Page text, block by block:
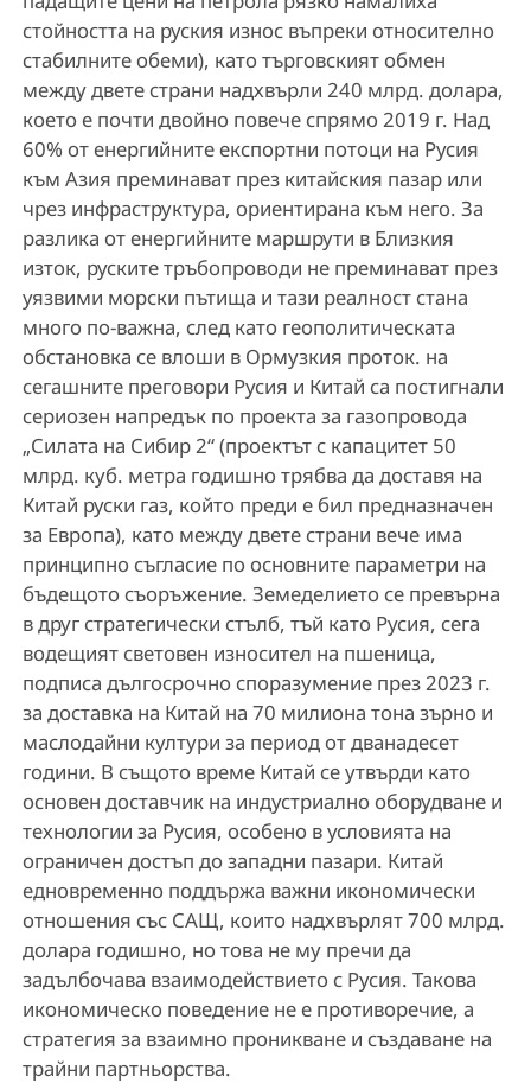
стойността на руския износ въпреки относително
стабилните обеми), като търговският обмен
между двете страни надхвърли 240 млрд. долара,
което е почти двойно повече спрямо 2019 г. Над
60% от енергийните експортни потоци на Русия
към Азия преминават през китайския пазар или
чрез инфраструктура, ориентирана към него. За
разлика от енергийните маршрути в Близкия
изток, руските тръбопроводи не преминават през
уязвими морски пътища и тази реалност стана
много по-важна, след като геополитическата
обстановка се влоши в Ормузкия проток. на
сегашните преговори Русия и Китай са постигнали
сериозен напредък по проекта за газопровода
„Силата на Сибир 2“ (проектът с капацитет 50
млрд. куб. метра годишно трябва да доставя на
Китай руски газ, който преди е бил предназначен
за Европа), като между двете страни вече има
принципно съгласие по основните параметри на
бъдещото съоръжение. Земеделието се превърна
в друг стратегически стълб, тъй като Русия, сега
водещият световен износител на пшеница,
подписа дългосрочно споразумение през 2023 г.
за доставка на Китай на 70 милиона тона зърно и
маслодайни култури за период от дванадесет
години. В същото време Китай се утвърди като
основен доставчик на индустриално оборудване и
технологии за Русия, особено в условията на
ограничен достъп до западни пазари. Китай
едновременно поддържа важни икономически
отношения със САЩ, които надхвърлят 700 млрд.
долара годишно, но това не му пречи да
задълбочава взаимодействието с Русия. Такова
икономическо поведение не е противоречие, а
стратегия за взаимно проникване и създаване на
трайни партньорства.